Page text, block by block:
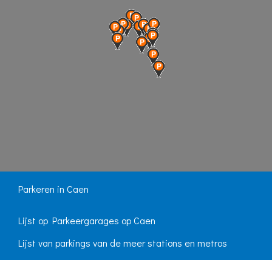
Parkeren in Caen
Lijst op Parkeergarages op Caen
Lijst van parkings van de meer stations en metros